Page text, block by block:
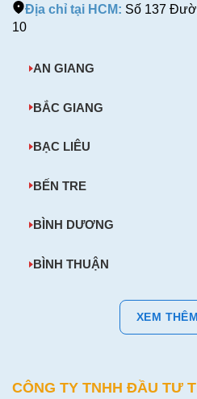
Địa chỉ tại HCM: Số 137
10
AN GIANG
BẮC GIANG
BẠC LIÊU
BẾN TRE
BÌNH DƯƠNG
BÌNH THUẬN
XEM
CÔNG TY TNHH ĐẦU TƯ